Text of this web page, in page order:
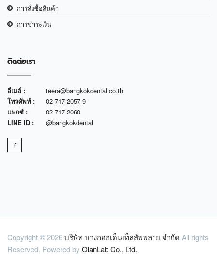
การสั่งซื้อสินค้า
การชำระเงิน
ติดต่อเรา
อีเมล์ :
teera@bangkokdental.co.th
โทรศัพท์ :
02 717 2057-9
แฟกซ์ :
02 717 2060
LINE ID :
@bangkokdental
Copyright © 2026บริษัท บางกอกเด็นเท็ลสัพพลาย จำกัด All rights
Reserved. Powered by OlanLab Co., Ltd.